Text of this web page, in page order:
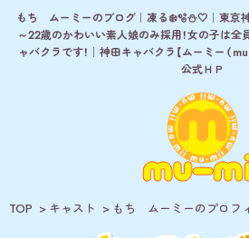
もち ムーミーのブログ｜凍る❄️🫧⛄️‎🤍｜東京
～22歳のかわいい素人娘のみ採用！女の子は
ャバクラです！｜神田キャバクラ【ムーミー（
公式ＨＰ
TOP キャスト もち ムーミーのプロフ